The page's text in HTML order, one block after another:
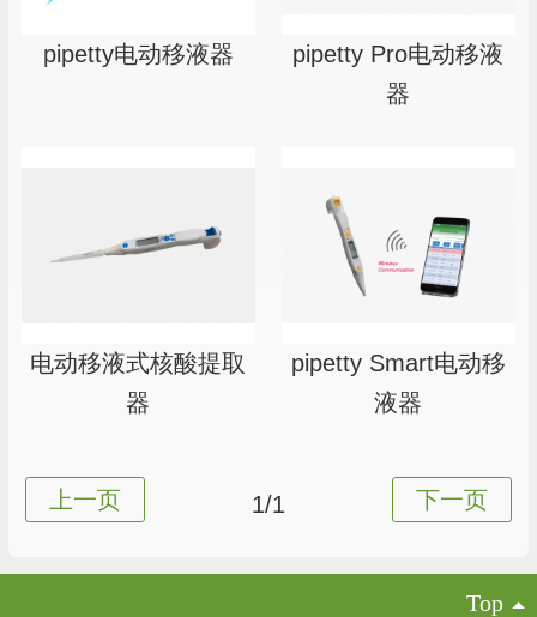
pipetty电动移液器
pipetty Pro电动移液
器
电动移液式核酸提取
器
pipetty Smart电动移
液器
1/1
Top